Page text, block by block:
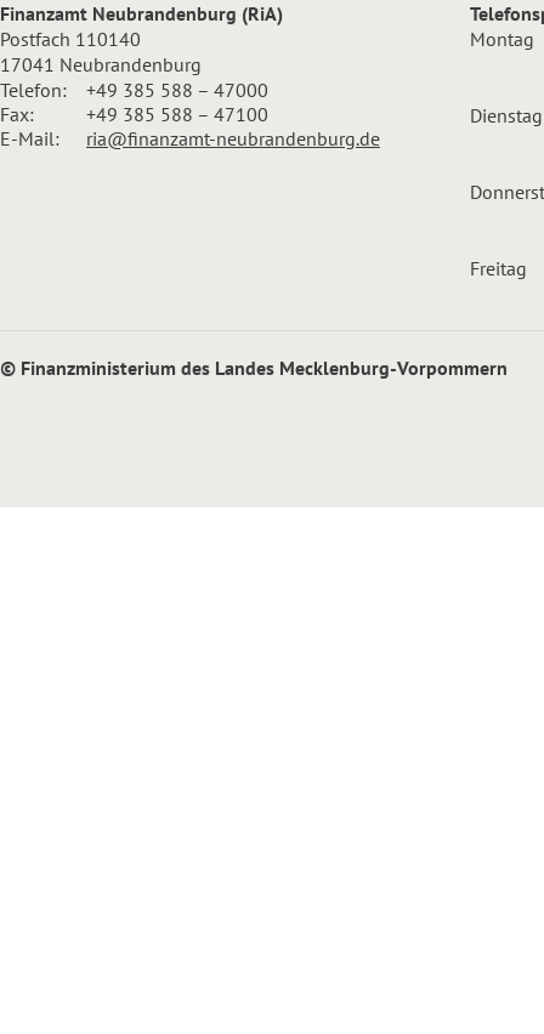
Finanzamt Neubrandenburg (RiA)
Postfach 110140
17041 Neubrandenburg
Telefon:
+49 385 588 – 47000
Fax:
+49 385 588 – 47100
E-Mail:
ria@finanzamt-neubrandenburg.de
© Finanzministerium des Landes Mecklenburg-Vorpommern